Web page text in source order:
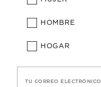
HOMBRE
HOGAR
TU CORREO ELECTRÓNICO